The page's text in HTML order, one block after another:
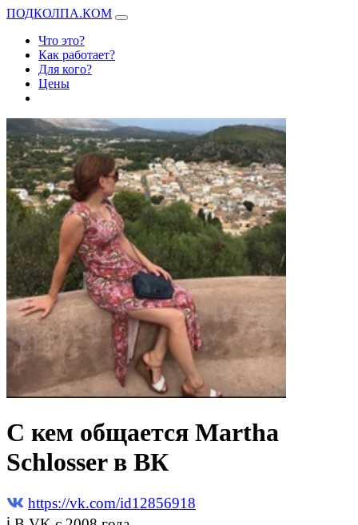
ПОДКОЛПА.КОМ
Что это?
Как работает?
Для кого?
Цены
С кем общается Martha
Schlosser в ВК
https://vk.com/id12856918